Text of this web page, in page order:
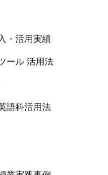
・活用実績
ール 活用法
語科活用法